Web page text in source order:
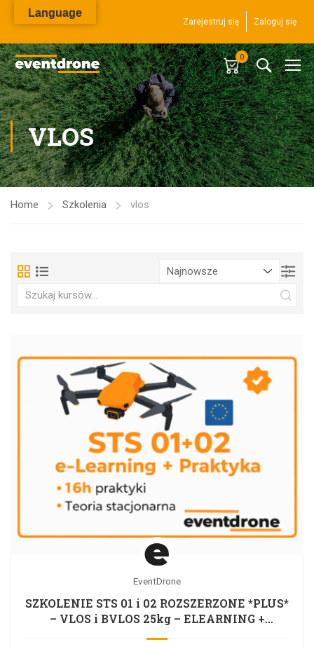
Zarejestruj się Zaloguj się
0
VLOS
Home Szkolenia vlos
EventDrone
SZKOLENIE STS 01 i 02 ROZSZERZONE *PLUS*
– VLOS i BVLOS 25kg – ELEARNING +
Language